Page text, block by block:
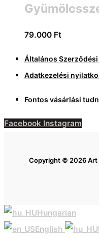
79.000 Ft
Általános Szerződési
Adatkezelési
Fontos vásárlási
Facebook Instagram
Copyright © 2026 Art
Hungarian
English